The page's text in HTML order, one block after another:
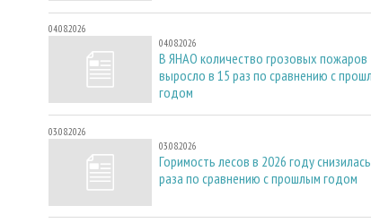
04.08.2026
04.08.2026
В ЯНАО количество грозовых пожаров
выросло в 15 раз по сравнению с
годом
03.08.2026
03.08.2026
Горимость лесов в 2026 году
раза по сравнению с прошлым годом